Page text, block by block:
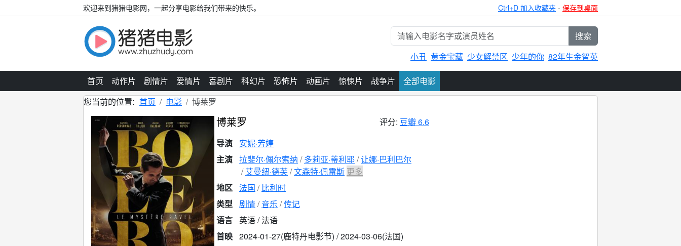
欢迎来到猪猪电影网，一起分享电影给我们带来的快乐。 Ctrl+D 加入收藏夹 - 保存到桌面
搜索
小丑 黄金宝藏 少女解禁区 少年的你 82年生金智英
首页 动作片 剧情片 爱情片 喜剧片 科幻片 恐怖片 动画片 惊悚片 战争片
全部电影
您当前的位置: 首页 电影 博莱罗
博莱罗 评分: 豆瓣 6.6
导演
安妮·芳婷
主演 拉斐尔·佩尔索纳 多莉亚·蒂利耶 让娜·巴利巴尔
艾曼纽·德芙 文森特·佩雷斯 更多
地区 法国
比利时
类型 剧情 音乐 传记
语言
英语 / 法语
首映 2024-01-27(鹿特丹电影节) / 2024-03-06(法国)